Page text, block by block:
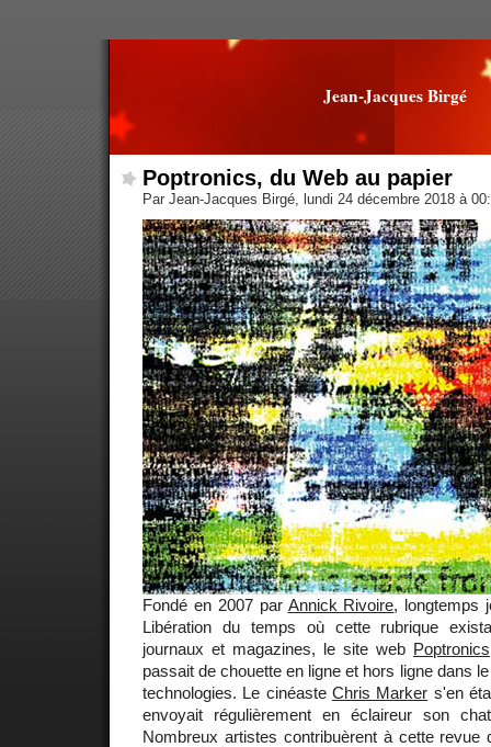
Jean-Jacques Birgé
Poptronics, du Web au papier
Par Jean-Jacques Birgé, lundi 24 décembre 2018 à
Fondé en 2007 par Annick Rivoire, longtemps
Libération du temps où cette rubrique
journaux et magazines, le site web Poptronics
passait de chouette en ligne et hors ligne dans
technologies. Le cinéaste Chris Marker s'en
envoyait régulièrement en éclaireur son
Nombreux artistes contribuèrent à cette